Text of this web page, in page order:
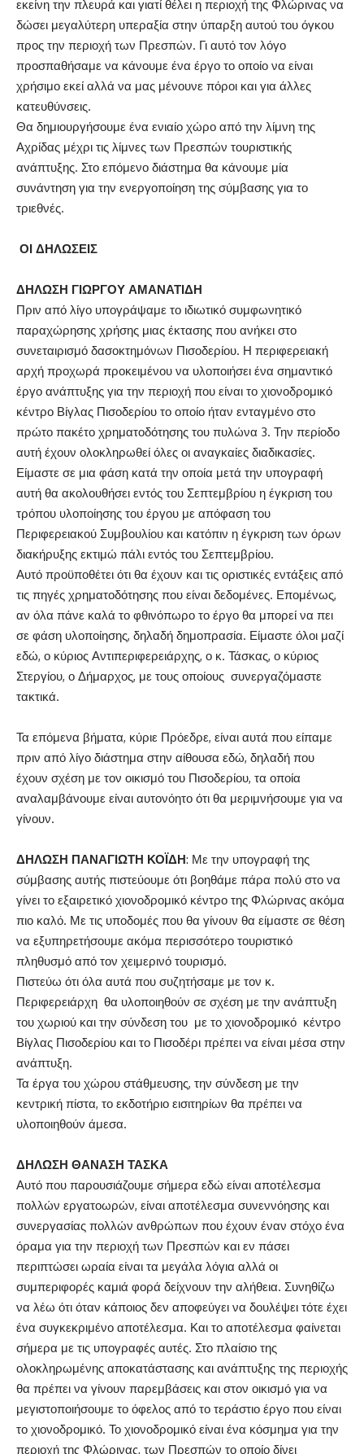
εκείνη την πλευρά και γιατί θέλει η περιοχή της Φλώρινας να
δώσει μεγαλύτερη υπεραξία στην ύπαρξη αυτού του όγκου
προς την περιοχή των Πρεσπών. Γι αυτό τον λόγο
προσπαθήσαμε να κάνουμε ένα έργο το οποίο να είναι
χρήσιμο εκεί αλλά να μας μένουνε πόροι και για άλλες
κατευθύνσεις.
Θα δημιουργήσουμε ένα ενιαίο χώρο από την λίμνη της
Αχρίδας μέχρι τις λίμνες των Πρεσπών τουριστικής
ανάπτυξης. Στο επόμενο διάστημα θα κάνουμε μία
συνάντηση για την ενεργοποίηση της σύμβασης για το
τριεθνές.
ΟΙ ΔΗΛΩΣΕΙΣ
ΔΗΛΩΣΗ ΓΙΩΡΓΟΥ ΑΜΑΝΑΤΙΔΗ
Πριν από λίγο υπογράψαμε το ιδιωτικό συμφωνητικό
παραχώρησης χρήσης μιας έκτασης που ανήκει στο
συνεταιρισμό δασοκτημόνων Πισοδερίου. Η περιφερειακή
αρχή προχωρά προκειμένου να υλοποιήσει ένα σημαντικό
έργο ανάπτυξης για την περιοχή που είναι το χιονοδρομικό
κέντρο Βίγλας Πισοδερίου το οποίο ήταν ενταγμένο στο
πρώτο πακέτο χρηματοδότησης του πυλώνα 3. Την περίοδο
αυτή έχουν ολοκληρωθεί όλες οι αναγκαίες διαδικασίες.
Είμαστε σε μια φάση κατά την οποία μετά την υπογραφή
αυτή θα ακολουθήσει εντός του Σεπτεμβρίου η έγκριση του
τρόπου υλοποίησης του έργου με απόφαση του
Περιφερειακού Συμβουλίου και κατόπιν η έγκριση των όρων
διακήρυξης εκτιμώ πάλι εντός του Σεπτεμβρίου.
Αυτό προϋποθέτει ότι θα έχουν και τις οριστικές εντάξεις από
τις πηγές χρηματοδότησης που είναι δεδομένες. Επομένως,
αν όλα πάνε καλά το φθινόπωρο το έργο θα μπορεί να πει
σε φάση υλοποίησης, δηλαδή δημοπρασία. Είμαστε όλοι μαζί
εδώ, ο κύριος Αντιπεριφερειάρχης, ο κ. Τάσκας, ο κύριος
Στεργίου, ο Δήμαρχος, με τους οποίους συνεργαζόμαστε
τακτικά.
Τα επόμενα βήματα, κύριε Πρόεδρε, είναι αυτά που είπαμε
πριν από λίγο διάστημα στην αίθουσα εδώ, δηλαδή που
έχουν σχέση με τον οικισμό του Πισοδερίου, τα οποία
αναλαμβάνουμε είναι αυτονόητο ότι θα μεριμνήσουμε για να
γίνουν.
ΔΗΛΩΣΗ ΠΑΝΑΓΙΩΤΗ ΚΟΪΔΗ: Με την υπογραφή της
σύμβασης αυτής πιστεύουμε ότι βοηθάμε πάρα πολύ στο να
γίνει το εξαιρετικό χιονοδρομικό κέντρο της Φλώρινας ακόμα
πιο καλό. Με τις υποδομές που θα γίνουν θα είμαστε σε θέση
να εξυπηρετήσουμε ακόμα περισσότερο τουριστικό
πληθυσμό από τον χειμερινό τουρισμό.
Πιστεύω ότι όλα αυτά που συζητήσαμε με τον κ.
Περιφερειάρχη θα υλοποιηθούν σε σχέση με την ανάπτυξη
του χωριού και την σύνδεση του με το χιονοδρομικό κέντρο
Βίγλας Πισοδερίου και το Πισοδέρι πρέπει να είναι μέσα στην
ανάπτυξη.
Τα έργα του χώρου στάθμευσης, την σύνδεση με την
κεντρική πίστα, το εκδοτήριο εισιτηρίων θα πρέπει να
υλοποιηθούν άμεσα.
ΔΗΛΩΣΗ ΘΑΝΑΣΗ ΤΑΣΚΑ
Αυτό που παρουσιάζουμε σήμερα εδώ είναι αποτέλεσμα
πολλών εργατοωρών, είναι αποτέλεσμα συνεννόησης και
συνεργασίας πολλών ανθρώπων που έχουν έναν στόχο ένα
όραμα για την περιοχή των Πρεσπών και εν πάσει
περιπτώσει ωραία είναι τα μεγάλα λόγια αλλά οι
συμπεριφορές καμιά φορά δείχνουν την αλήθεια. Συνηθίζω
να λέω ότι όταν κάποιος δεν αποφεύγει να δουλέψει τότε έχει
ένα συγκεκριμένο αποτέλεσμα. Και το αποτέλεσμα φαίνεται
σήμερα με τις υπογραφές αυτές. Στο πλαίσιο της
ολοκληρωμένης αποκατάστασης και ανάπτυξης της περιοχής
θα πρέπει να γίνουν παρεμβάσεις και στον οικισμό για να
μεγιστοποιήσουμε το όφελος από το τεράστιο έργο που είναι
το χιονοδρομικό. Το χιονοδρομικό είναι ένα κόσμημα για την
περιοχή της Φλώρινας, των Πρεσπών το οποίο δίνει